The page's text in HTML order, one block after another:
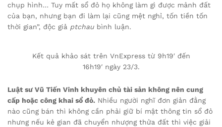
chụp hình… Tuy mất sổ đỏ họ không làm gì được mảnh đất
của bạn, nhưng bạn đi làm lại cũng mệt nghỉ, tốn tiền tốn
thời gian”, độc giả ptchau bình luận.
Kết quả khảo sát trên VnExpress từ 9h19′ đến
16h19′ ngày 23/3.
Luật sư Vũ Tiến Vinh khuyên chủ tài sản không nên cung
cấp hoặc công khai sổ đỏ. Nhiều người nghĩ đơn giản đằng
nào cũng bán thì không cần phải giữ bí mật thông tin sổ đỏ
nhưng nếu kẻ gian đã chuyển nhượng thửa đất thì việc giải